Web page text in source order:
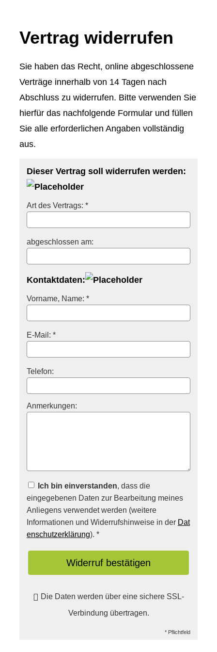
Vertrag widerrufen
Sie haben das Recht, online abgeschlossene
Verträge innerhalb von 14 Tagen nach
Abschluss zu widerrufen. Bitte verwenden Sie
hierfür das nachfolgende Formular und füllen
Sie alle erforderlichen Angaben vollständig
aus.
Dieser Vertrag soll widerrufen werden:
Art des Vertrags: *
abgeschlossen am:
Kontaktdaten:
Vorname, Name: *
E-Mail: *
Telefon:
Anmerkungen:
Ich bin einverstanden, dass die
eingegebenen Daten zur Bearbeitung meines
Anliegens verwendet werden (weitere
Informationen und Widerrufshinweise in der Dat
enschutzerklärung). *
Widerruf bestätigen
Die Daten werden über eine sichere SSL-
Verbindung übertragen.
* Pflichtfeld